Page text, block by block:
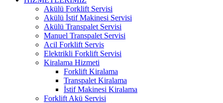
Akülü Forklift Servisi
Akülü İstif Makinesi Servisi
Akülü Transpalet Servisi
Manuel Transpalet Servisi
Acil Forklift Servis
Elektrikli Forklift Servisi
Kiralama Hizmeti
Forklift Kiralama
Transpalet Kiralama
İstif Makinesi Kiralama
Forklift Akü Servisi